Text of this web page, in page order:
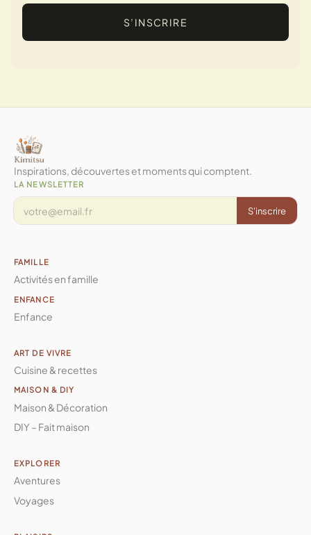
S’INSCRIRE
Inspirations, découvertes et moments qui comptent.
LA NEWSLETTER
S'inscrire
FAMILLE
Activités en famille
ENFANCE
Enfance
ART DE VIVRE
Cuisine & recettes
MAISON & DIY
Maison & Décoration
DIY – Fait maison
EXPLORER
Aventures
Voyages